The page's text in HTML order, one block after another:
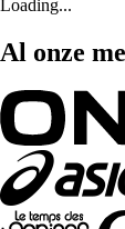
Loading...
Al onze